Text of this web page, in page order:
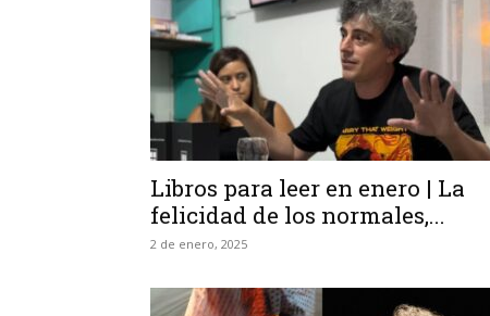
Libros para leer en enero | La
felicidad de los normales,...
2 de enero, 2025